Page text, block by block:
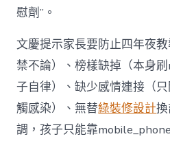
慰劑”。
文慶提示家長要防止四年夜
禁不論）、榜樣缺掉（本身
子自律）、缺少感情連接（
觸感染）、無替綠裝修設計
調，孩子只能靠